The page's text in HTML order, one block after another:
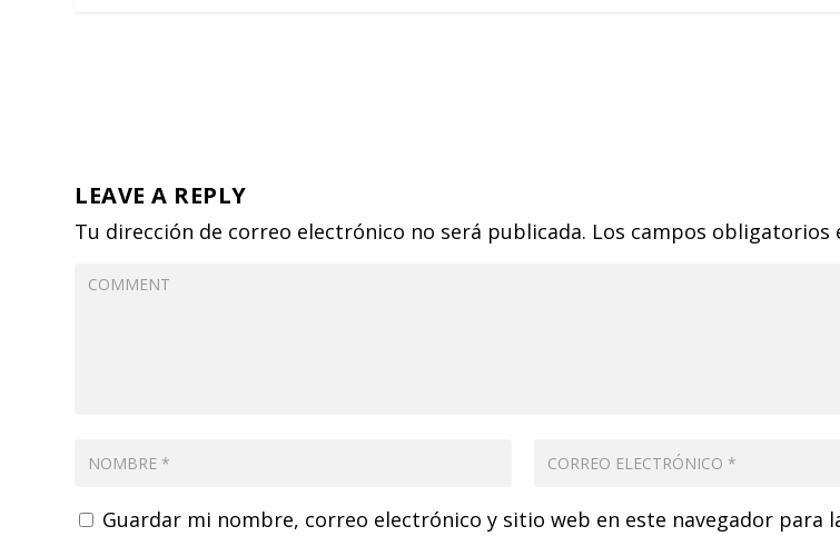
LEAVE A REPLY
Tu dirección de correo electrónico no será publicada. Los campos
Guardar mi nombre, correo electrónico y sitio web en este navegador para